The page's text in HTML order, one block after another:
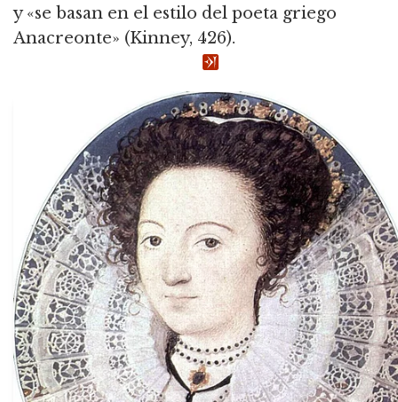
y «se basan en el estilo del poeta griego
Anacreonte» (Kinney, 426).